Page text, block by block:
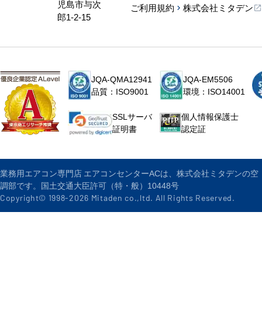
児島市与次
郎1-2-15
ご利用規約
株式会社ミタデン
JQA-QMA12941
品質：ISO9001
JQA-EM5506
環境：ISO14001
SSLサーバ
証明書
個人情報保護士
認定証
業務用エアコン専門店 エアコンセンターACは、株式会社ミタデンの空
調部です。国土交通大臣許可（特・般）10448号
Copyright© 1998-2026 Mitaden co.,ltd. All Rights Reserved.